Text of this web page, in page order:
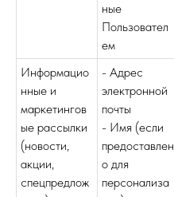
ные
Пользовател
ем
Информацио
нные и
маркетингов
ые рассылки
(новости,
акции,
спецпредлож
- Адрес
электронной
почты
- Имя (если
предоставлен
о для
персонализа